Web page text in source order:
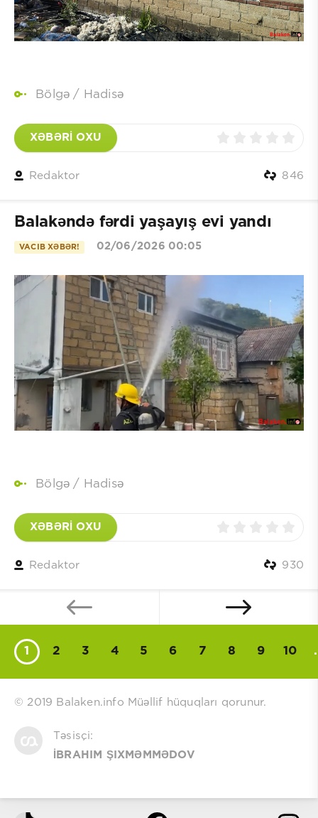
Bölgə / Hadisə
XƏBƏRİ OXU
Redaktor 846
Balakəndə fərdi yaşayış evi yandı
VACIB XƏBƏR! 02/06/2026 00:05
Bölgə / Hadisə
XƏBƏRİ OXU
Redaktor 930
1 2 3 4 5 6 7 8 9 10
© 2019 Balaken.info Müəllif hüquqları qorunur.
Təsisçi:
İBRAHIM ŞIXMƏMMƏDOV